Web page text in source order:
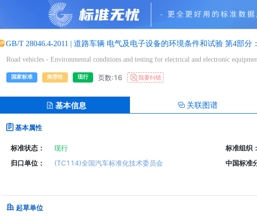
GB/T 28046.4-2011 | 道路车辆 电气及电子设备的环境条件和试验 第4部分
Road vehicles - Environmental conditions and testing for electrical and electronic
国家标准 推荐性 现行 页数:16 我要纠错
基本信息 关联图谱
基本属性
标准状态： 现行 标准组织：
归口单位：
(TC114)全国汽车标准化技术委员会 中国标准
起草单位